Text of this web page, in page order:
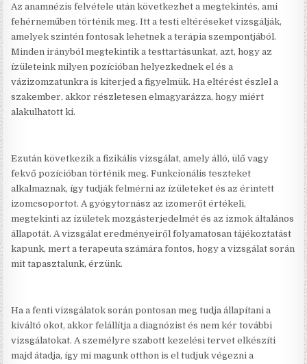
Az anamnézis felvétele után következhet a megtekintés, ami
fehérneműben történik meg. Itt a testi eltéréseket vizsgálják,
amelyek szintén fontosak lehetnek a terápia szempontjából.
Minden irányból megtekintik a testtartásunkat, azt, hogy az
ízületeink milyen pozícióban helyezkednek el és a
vázizomzatunkra is kiterjed a figyelmük. Ha eltérést észlel a
szakember, akkor részletesen elmagyarázza, hogy miért
alakulhatott ki.
Ezután következik a fizikális vizsgálat, amely álló, ülő vagy
fekvő pozícióban történik meg. Funkcionális teszteket
alkalmaznak, így tudják felmérni az ízületeket és az érintett
izomcsoportot. A gyógytornász az izomerőt értékeli,
megtekinti az ízületek mozgásterjedelmét és az izmok általános
állapotát. A vizsgálat eredményeiről folyamatosan tájékoztatást
kapunk, mert a terapeuta számára fontos, hogy a vizsgálat során
mit tapasztalunk, érzünk.
Ha a fenti vizsgálatok során pontosan meg tudja állapítani a
kiváltó okot, akkor felállítja a diagnózist és nem kér további
vizsgálatokat. A személyre szabott kezelési tervet elkészíti
majd átadja, így mi magunk otthon is el tudjuk végezni a